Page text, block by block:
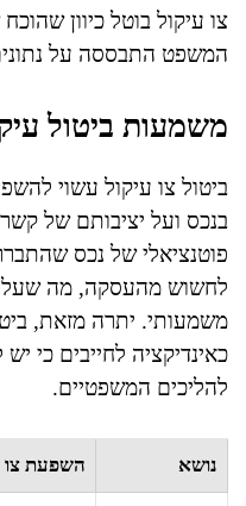
צו עיקול בוטל כיוון
המשפט התבססה על
משמעות ביטול
ביטול צו עיקול עשוי
בנכס ועל יציבותם של
פוטנציאלי של נכס
לחשוש מהעסקה, מה
משמעותי. יתרה מזאת,
כאינדיקציה לחייבים כי
להליכים המשפטיים.
נושא השפעת צו